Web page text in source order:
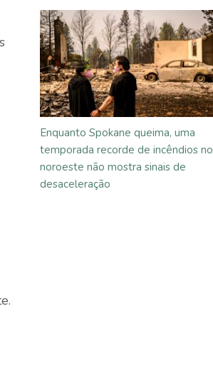
Enquanto Spokane queima, uma
temporada recorde de incêndios no
noroeste não mostra sinais de
desaceleração